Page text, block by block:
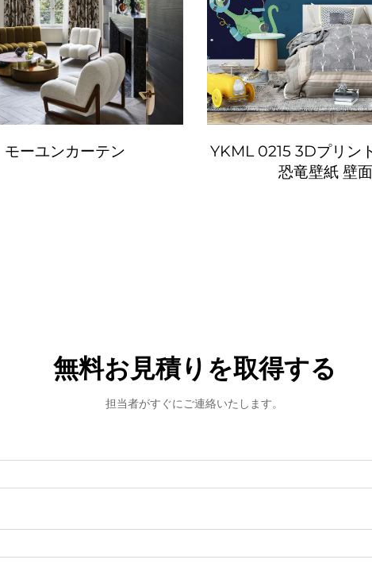
モーユンカーテン
YKML 0215 3Dプリン
恐竜壁紙 壁面
無料お見積りを取得する
担当者がすぐにご連絡いたします。